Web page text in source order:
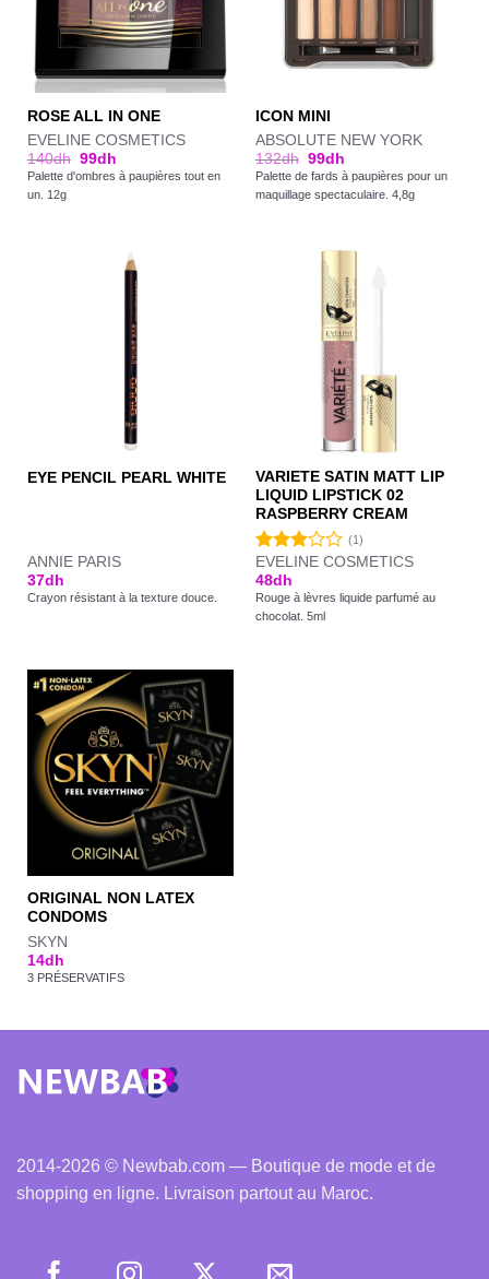
ROSE ALL IN ONE
EVELINE COSMETICS
140dh 99dh
Palette d'ombres à paupières tout en
un. 12g
ICON MINI
ABSOLUTE NEW YORK
132dh 99dh
Palette de fards à paupières pour un
maquillage spectaculaire. 4,8g
EYE PENCIL PEARL WHITE
ANNIE PARIS
37dh
Crayon résistant à la texture douce.
VARIETE SATIN MATT LIP
LIQUID LIPSTICK 02
RASPBERRY CREAM
Note
3.00
sur 5
(1)
EVELINE COSMETICS
48dh
Rouge à lèvres liquide parfumé au
chocolat. 5ml
ORIGINAL NON LATEX
CONDOMS
SKYN
14dh
3 PRÉSERVATIFS
2014-2026 © Newbab.com — Boutique de mode et de
shopping en ligne. Livraison partout au Maroc.